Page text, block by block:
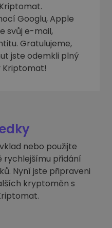
Googlu, Apple
svůj e-mail,
Gratulujeme,
jste odemkli plný
nebo použijte
rychlejšímu přidání
Nyní jste připraveni
kryptoměn s